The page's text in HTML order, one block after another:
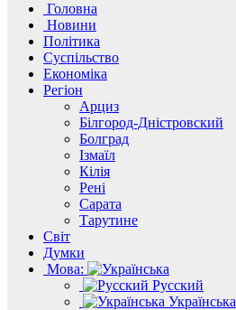
Головна
Новини
Політика
Суспільство
Економіка
Регіон
Арциз
Білгород-Дністровский
Болград
Ізмаїл
Кілія
Рені
Сарата
Тарутине
Світ
Думки
Мова:
Русский
Українська